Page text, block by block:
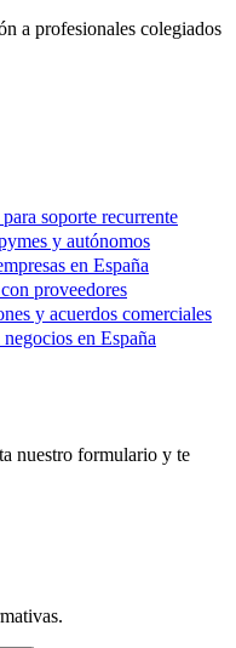
a profesionales colegiados
soporte recurrente
y autónomos
en España
proveedores
y acuerdos comerciales
en España
nuestro formulario y te